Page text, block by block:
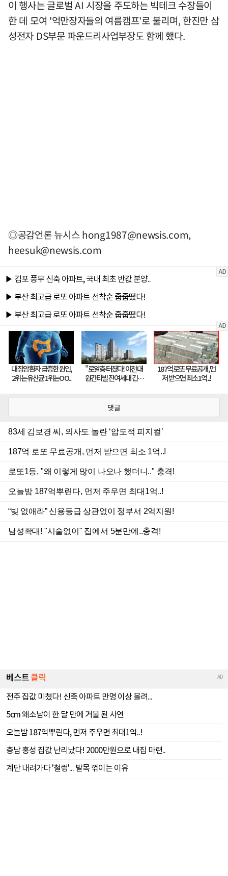
이 행사는 글로벌 AI 시장을 주도하는 빅테크 수장들이
한 데 모여 '억만장자들의 여름캠프'로 불리며, 한진만 삼
성전자 DS부문 파운드리사업부장도 함께 했다.
◎공감언론 뉴시스hong1987@newsis.com,
heesuk@newsis.com
댓글